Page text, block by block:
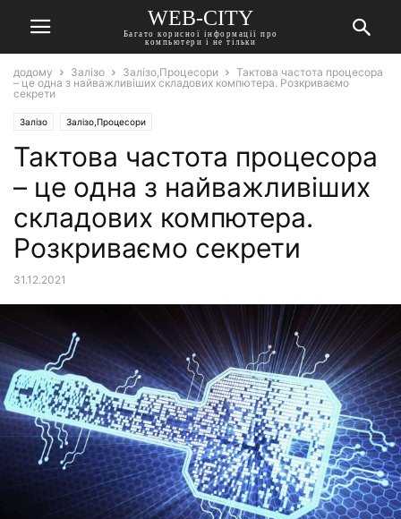
WEB-CITY
Багато корисної інформації про
компьютери і не тільки
додому Залізо Залізо,Процесори
Тактова частота процесора
– це одна з найважливіших складових компютера. Розкриваємо
секрети
Залізо Залізо,Процесори
Тактова частота процесора
– це одна з найважливіших
складових компютера.
Розкриваємо секрети
31.12.2021